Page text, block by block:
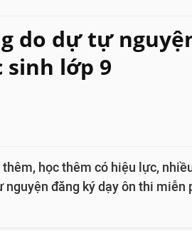
do dự tự
lớp 9
học thêm có hiệu lực,
nguyện đăng ký dạy ôn thi miễn